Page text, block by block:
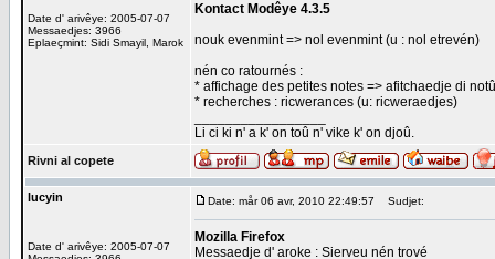
Date d' arivêye: 2005-07-07
Messaedjes: 3966
Eplaeçmint: Sidi Smayil, Marok
Kontact Modêye 4.3.5
nouk evenmint => nol evenmint (u : nol etrevén)
nén co ratournés :
* affichage des petites notes => afitchaedje di
* recherches : ricwerances (u: ricweraedjes)
Li ci ki n' a k' on toû n' vike k' on djoû.
Rivni al copete
lucyin
Date d' arivêye: 2005-07-07
Date: mår 06 avr, 2010 22:49:57 Sudjet:
Mozilla Firefox
Messaedje d' aroke : Sierveu nén trové